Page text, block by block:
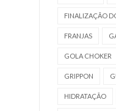
FINALIZAÇÃO
FRANJAS
GOLA CHOKER
GRIPPON
HIDRATAÇÃO